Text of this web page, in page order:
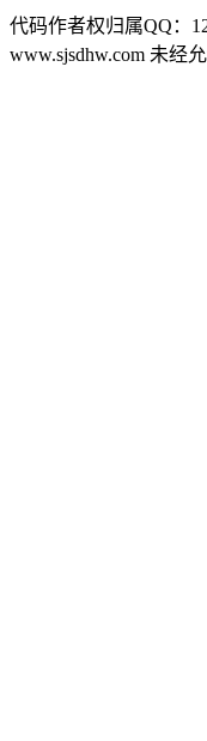
代码作者权归属QQ：
www.sjsdhw.com 未经